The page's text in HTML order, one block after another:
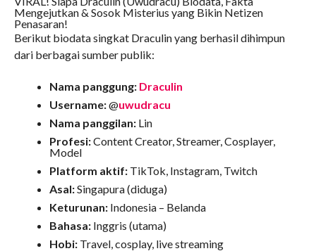
Mengejutkan & Sosok Misterius yang Bikin Netizen
Penasaran!
Berikut biodata singkat Draculin yang berhasil dihimpun
dari berbagai sumber publik:
Nama panggung: Draculin
Username:@uwudracu
Nama panggilan:Lin
Profesi:Content Creator, Streamer, Cosplayer,
Model
Platform aktif:TikTok, Instagram, Twitch
Asal:Singapura (diduga)
Keturunan:Indonesia – Belanda
Bahasa:Inggris (utama)
Hobi:Travel, cosplay, live streaming